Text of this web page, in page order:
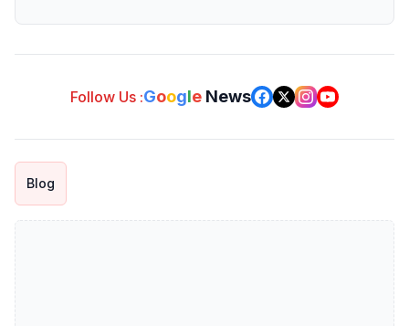
Follow Us :Google News
Blog